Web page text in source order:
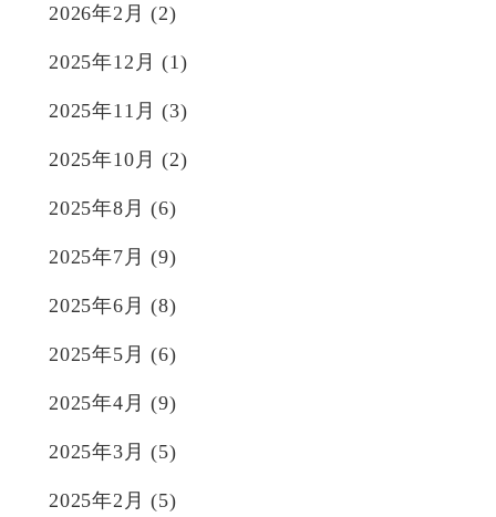
2026年2月 (2)
2025年12月 (1)
2025年11月 (3)
2025年10月 (2)
2025年8月 (6)
2025年7月 (9)
2025年6月 (8)
2025年5月 (6)
2025年4月 (9)
2025年3月 (5)
2025年2月 (5)